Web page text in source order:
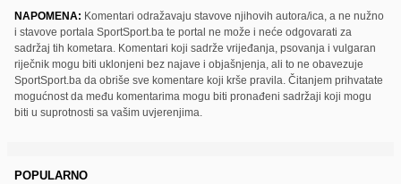
NAPOMENA: Komentari odražavaju stavove njihovih autora/ica, a ne nužno
i stavove portala SportSport.ba te portal ne može i neće odgovarati za
sadržaj tih kometara. Komentari koji sadrže vrijeđanja, psovanja i vulgaran
riječnik mogu biti uklonjeni bez najave i objašnjenja, ali to ne obavezuje
SportSport.ba da obriše sve komentare koji krše pravila. Čitanjem prihvatate
mogućnost da među komentarima mogu biti pronađeni sadržaji koji mogu
biti u suprotnosti sa vašim uvjerenjima.
POPULARNO